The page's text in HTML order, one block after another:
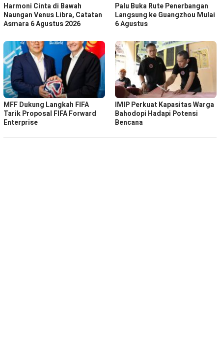
Harmoni Cinta di Bawah
Naungan Venus Libra, Catatan
Asmara 6 Agustus 2026
Palu Buka Rute Penerbangan
Langsung ke Guangzhou Mulai
6 Agustus
MFF Dukung Langkah FIFA
Tarik Proposal FIFA Forward
Enterprise
IMIP Perkuat Kapasitas Warga
Bahodopi Hadapi Potensi
Bencana